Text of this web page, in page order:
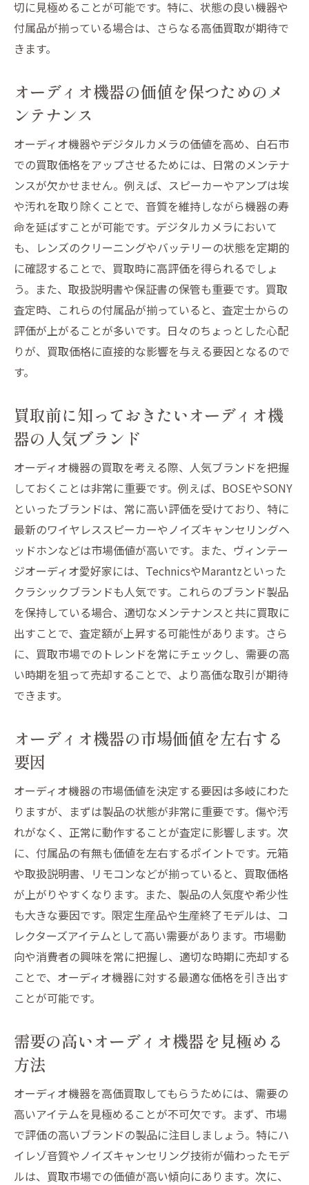
切に見極めることが可能です。特に、状態の良い機器や
付属品が揃っている場合は、さらなる高価買取が期待で
きます。
オーディオ機器の価値を保つためのメ
ンテナンス
オーディオ機器やデジタルカメラの価値を高め、白石市
での買取価格をアップさせるためには、日常のメンテナ
ンスが欠かせません。例えば、スピーカーやアンプは埃
や汚れを取り除くことで、音質を維持しながら機器の寿
命を延ばすことが可能です。デジタルカメラにおいて
も、レンズのクリーニングやバッテリーの状態を定期的
に確認することで、買取時に高評価を得られるでしょ
う。また、取扱説明書や保証書の保管も重要です。買取
査定時、これらの付属品が揃っていると、査定士からの
評価が上がることが多いです。日々のちょっとした心配
りが、買取価格に直接的な影響を与える要因となるので
す。
買取前に知っておきたいオーディオ機
器の人気ブランド
オーディオ機器の買取を考える際、人気ブランドを把握
しておくことは非常に重要です。例えば、BOSEやSONY
といったブランドは、常に高い評価を受けており、特に
最新のワイヤレススピーカーやノイズキャンセリングヘ
ッドホンなどは市場価値が高いです。また、ヴィンテー
ジオーディオ愛好家には、TechnicsやMarantzといった
クラシックブランドも人気です。これらのブランド製品
を保持している場合、適切なメンテナンスと共に買取に
出すことで、査定額が上昇する可能性があります。さら
に、買取市場でのトレンドを常にチェックし、需要の高
い時期を狙って売却することで、より高価な取引が期待
できます。
オーディオ機器の市場価値を左右する
要因
オーディオ機器の市場価値を決定する要因は多岐にわた
りますが、まずは製品の状態が非常に重要です。傷や汚
れがなく、正常に動作することが査定に影響します。次
に、付属品の有無も価値を左右するポイントです。元箱
や取扱説明書、リモコンなどが揃っていると、買取価格
が上がりやすくなります。また、製品の人気度や希少性
も大きな要因です。限定生産品や生産終了モデルは、コ
レクターズアイテムとして高い需要があります。市場動
向や消費者の興味を常に把握し、適切な時期に売却する
ことで、オーディオ機器に対する最適な価格を引き出す
ことが可能です。
需要の高いオーディオ機器を見極める
方法
オーディオ機器を高価買取してもらうためには、需要の
高いアイテムを見極めることが不可欠です。まず、市場
で評価の高いブランドの製品に注目しましょう。特にハ
イレゾ音質やノイズキャンセリング技術が備わったモデ
ルは、買取市場での価値が高い傾向にあります。次に、